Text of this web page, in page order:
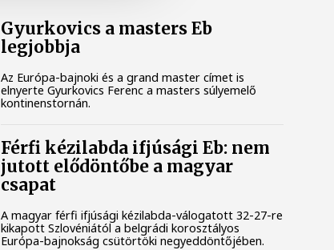
Gyurkovics a masters Eb
legjobbja
Az Európa-bajnoki és a grand master címet is
elnyerte Gyurkovics Ferenc a masters súlyemelő
kontinenstornán.
Férfi kézilabda ifjúsági Eb: nem
jutott elődöntőbe a magyar
csapat
A magyar férfi ifjúsági kézilabda-válogatott 32-27-re
kikapott Szlovéniától a belgrádi korosztályos
Európa-bajnokság csütörtöki negyeddöntőjében.